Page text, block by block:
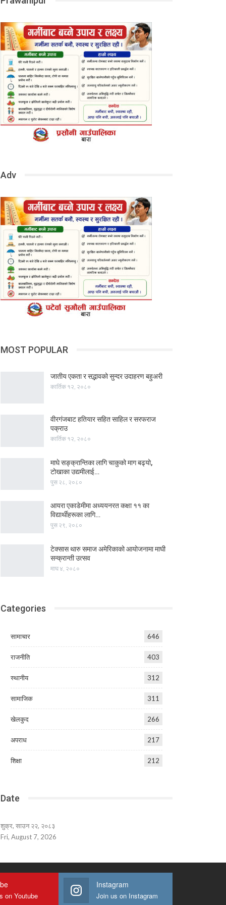
Adv
MOST POPULAR
जातीय एकता र सद्भावको सुन्दर उदाहरण बहुअरी
कार्तिक १२, २०८०
वीरगंजबाट हतियार सहित साहिल र सरफराज
पक्राउ
कार्तिक १२, २०८०
माघे सङ्क्रान्तिका लागि चाकुको माग बढ्यो,
टोखाका उद्यमीलाई…
पुस २८, २०८०
आयरा एकाडेमीमा अध्ययनरत कक्षा ११ का
विद्यार्थीहरूका लागि…
पुस २९, २०८०
टेक्सास थारु समाज अमेरिकाको आयोजनामा माघी
सन्क्रान्ती उत्सव
माघ ४, २०८०
Categories
सामाचार 646
राजनीति 403
स्थानीय 312
सामाजिक 311
खेलकुद 266
अपराध 217
शिक्षा 212
Date
शुक्र, साउन २२, २०८३
Fri, August 7, 2026
on Youtube
Instagram
Join us on Instagram